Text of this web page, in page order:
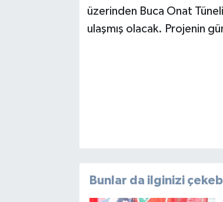
üzerinden Buca Onat
ulaşmış olacak. Projenin
Bunlar da ilginizi